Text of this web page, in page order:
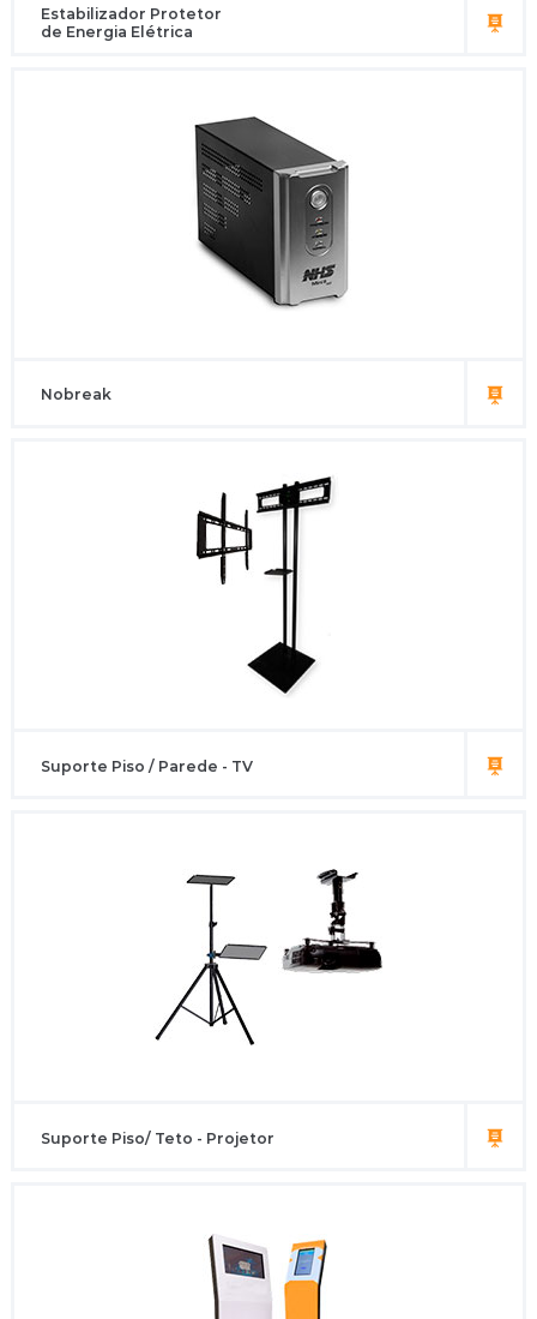
Estabilizador Protetor
de Energia Elétrica
Nobreak
Suporte Piso / Parede - TV
Suporte Piso/ Teto - Projetor